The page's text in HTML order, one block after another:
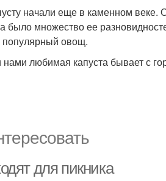
начали еще в каменном
было множество ее
популярный овощ.
любимая капуста бывает с
для пикника